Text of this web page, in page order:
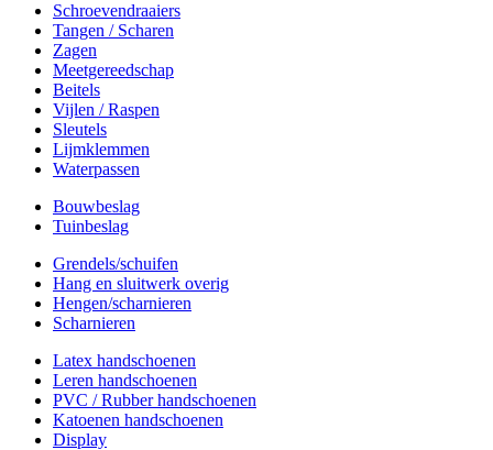
Schroevendraaiers
Tangen / Scharen
Zagen
Meetgereedschap
Beitels
Vijlen / Raspen
Sleutels
Lijmklemmen
Waterpassen
Bouwbeslag
Tuinbeslag
Grendels/schuifen
Hang en sluitwerk overig
Hengen/scharnieren
Scharnieren
Latex handschoenen
Leren handschoenen
PVC / Rubber handschoenen
Katoenen handschoenen
Display